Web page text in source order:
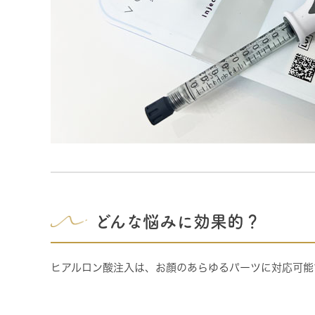
どんな悩みに効果的？
ヒアルロン酸注入は、お顔のあらゆるパーツに対応可